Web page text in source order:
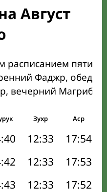
Август
расписанием пяти
Фаджр,
вечерний Магриб
Зухр Аср
12:33 17:54
12:33 17:53
12:33 17:52